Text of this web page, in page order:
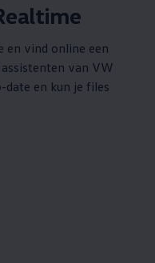
en vind online een
van VW
en kun je files